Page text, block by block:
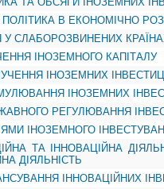
ПОЛІТИКА В ЕКОНОМІЧНО
У СЛАБОРОЗВИНЕНИХ
ІНОЗЕМНОГО КАПІТАЛУ
ІНОЗЕМНИХ
ІНОЗЕМНИХ
РЕГУЛЮВАННЯ
ІНОЗЕМНОГО
ТА ІННОВАЦІЙНА
ДІЯЛЬНІСТЬ
ІННОВАЦІЙНИХ